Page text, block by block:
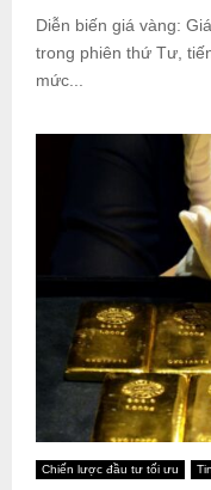
Diễn biến giá vàng:
trong phiên thứ Tư,
mức...
Chiến lược đầu tư tối ưu